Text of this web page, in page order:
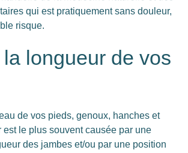
qui est pratiquement sans douleur,
risque.
longueur de vos
de vos pieds, genoux, hanches et
est le plus souvent causée par une
des jambes et/ou par une position